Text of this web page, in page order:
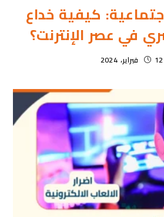
كيفية خداع
في عصر الإنترنت؟
12 فبراير، 2024